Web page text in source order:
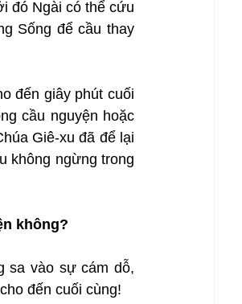
đó Ngài có thể cứu
Sống để cầu thay
đến giây phút cuối
cầu nguyện hoặc
Giê-xu đã để lại
không ngừng trong
không?
sa vào sự cám dỗ,
đến cuối cùng!